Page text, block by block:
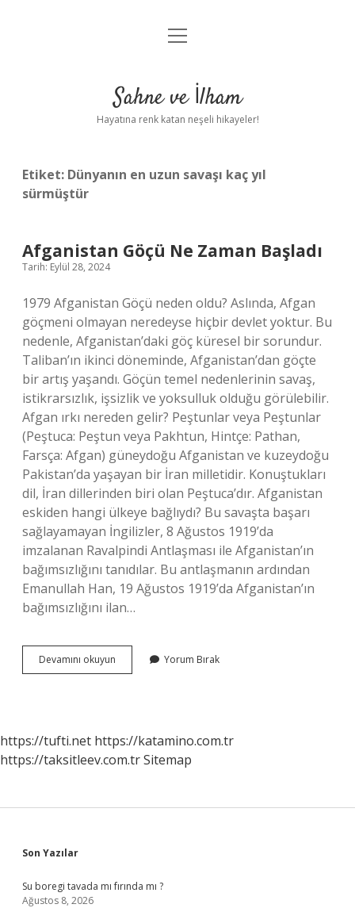
Anasayfa
Yasal Uyarı
menüyü
Sahne ve İlham
Hayatına renk katan neşeli hikayeler!
Etiket: Dünyanın en uzun savaşı kaç yıl
sürmüştür
Afganistan Göçü Ne Zaman Başladı
Tarih: Eylül 28, 2024
1979 Afganistan Göçü neden oldu? Aslında, Afgan
göçmeni olmayan neredeyse hiçbir devlet yoktur. Bu
nedenle, Afganistan’daki göç küresel bir sorundur.
Taliban’ın ikinci döneminde, Afganistan’dan göçte
bir artış yaşandı. Göçün temel nedenlerinin savaş,
istikrarsızlık, işsizlik ve yoksulluk olduğu görülebilir.
Afgan ırkı nereden gelir? Peştunlar veya Peştunlar
(Peştuca: Peştun veya Pakhtun, Hintçe: Pathan,
Farsça: Afgan) güneydoğu Afganistan ve kuzeydoğu
Pakistan’da yaşayan bir İran milletidir. Konuştukları
dil, İran dillerinden biri olan Peştuca’dır. Afganistan
eskiden hangi ülkeye bağlıydı? Bu savaşta başarı
sağlayamayan İngilizler, 8 Ağustos 1919’da
imzalanan Ravalpindi Antlaşması ile Afganistan’ın
bağımsızlığını tanıdılar. Bu antlaşmanın ardından
Emanullah Han, 19 Ağustos 1919’da Afganistan’ın
bağımsızlığını ilan…
Devamını okuyun Afganistan
Göçü
Yorum Bırak
https://tufti.net https://katamino.com.tr
https://taksitleev.com.trSitemap
Sidebar
Son Yazılar
Su boregi tavada mı fırında mı ?
Ağustos 8, 2026